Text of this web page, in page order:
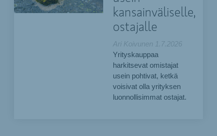
kansainväliselle,
ostajalle
Ari Koivunen
1.7.2026
Yrityskauppaa
harkitsevat omistajat
usein pohtivat, ketkä
voisivat olla yrityksen
luonnollisimmat ostajat.